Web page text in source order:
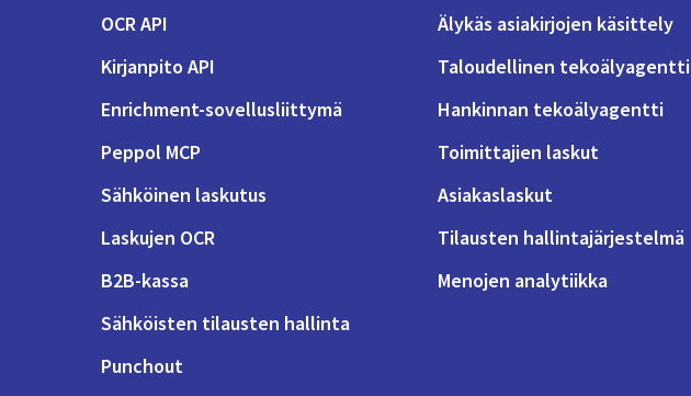
OCR API
Kirjanpito API
Enrichment-sovellusliittymä
Peppol MCP
Sähköinen laskutus
Laskujen OCR
B2B-kassa
Sähköisten tilausten hallinta
Punchout
Älykäs asiakirjojen käsittely
Taloudellinen tekoälyagentti
Hankinnan tekoälyagentti
Toimittajien laskut
Asiakaslaskut
Tilausten hallintajärjestelmä
Menojen analytiikka